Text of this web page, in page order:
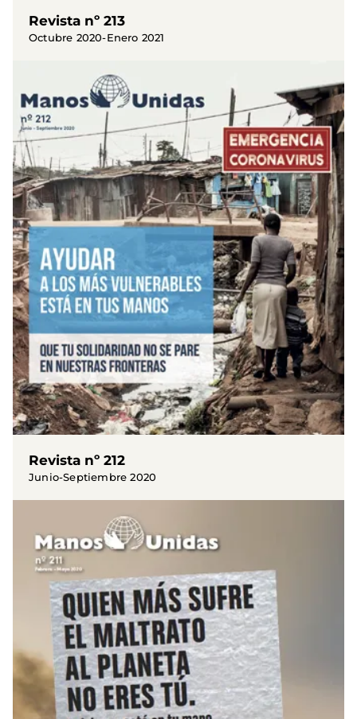
Revista nº 213
Octubre 2020-Enero 2021
Revista nº 212
Junio-Septiembre 2020